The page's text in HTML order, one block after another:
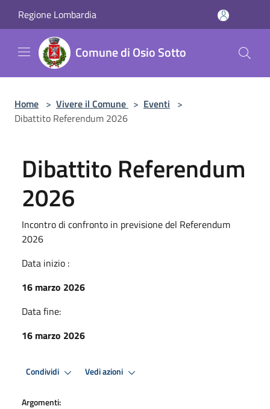
Regione Lombardia
Comune di Osio Sotto
Home > Vivere il Comune > Eventi >
Dibattito Referendum 2026
Dibattito Referendum
2026
Incontro di confronto in previsione del Referendum
2026
Data inizio :
16 marzo 2026
Data fine:
16 marzo 2026
Condividi Vedi azioni
Argomenti: